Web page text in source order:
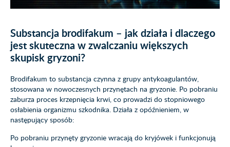
Substancja brodifakum – jak działa i dlaczego
jest skuteczna w zwalczaniu większych
skupisk gryzoni?
Brodifakum to substancja czynna z grupy antykoagulantów,
stosowana w nowoczesnych przynętach na gryzonie. Po pobraniu
zaburza proces krzepnięcia krwi, co prowadzi do stopniowego
osłabienia organizmu szkodnika. Działa z opóźnieniem, w
następujący sposób:
Po pobraniu przynęty gryzonie wracają do kryjówek i funkcjonują